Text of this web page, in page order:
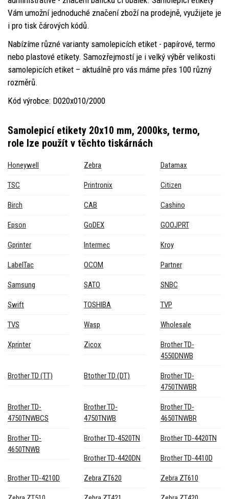
Vám umožní jednoduché značení zboží na prodejně, využijete je
i pro tisk čárových kódů.
Nabízíme různé varianty samolepicích etiket - papírové, termo
nebo plastové etikety. Samozřejmostí je i velký výběr velikosti
samolepicích etiket – aktuálně pro vás máme přes 100 různý
rozměrů.
Kód výrobce: D020x010/2000
Samolepicí etikety 20x10 mm, 2000ks, termo,
role lze použít v těchto tiskárnách
Honeywell Zebra Datamax
TSC Printronix Citizen
Birch CAB Cashino
Epson GoDEX GOOJPRT
Gprinter Intermec Kroy
LabelTac OCOM Partner
Samsung SATO SNBC
Swift TOSHIBA TVP
TVS Wasp Wholesale
Xprinter Zicox
Brother TD-
4550DNWB
Brother TD (TT) Btother TD (DT)
Brother TD-
4750TNWBR
Brother TD-
4750TNWBCS
Brother TD-
4750TNWB
Brother TD-
4650TNWBR
Brother TD-
4650TNWB
Brother TD-4520TN Brother TD-4420TN
Brother TD-4420DN Brother TD-4410D
Brother TD-4210D Zebra ZT620 Zebra ZT610